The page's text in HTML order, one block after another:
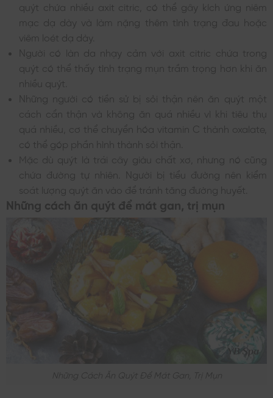
quýt chứa nhiều axit citric, có thể gây kích ứng niêm
mạc dạ dày và làm nặng thêm tình trạng đau hoặc
viêm loét dạ dày.
Người có làn da nhạy cảm với axit citric chứa trong
quýt có thể thấy tình trạng mụn trầm trọng hơn khi ăn
nhiều quýt.
Những người có tiền sử bị sỏi thận nên ăn quýt một
cách cẩn thận và không ăn quá nhiều vì khi tiêu thụ
quá nhiều, cơ thể chuyển hóa vitamin C thành oxalate,
có thể góp phần hình thành sỏi thận.
Mặc dù quýt là trái cây giàu chất xơ, nhưng nó cũng
chứa đường tự nhiên. Người bị tiểu đường nên kiểm
soát lượng quýt ăn vào để tránh tăng đường huyết.
Những cách ăn quýt để mát gan, trị mụn
Những Cách Ăn Quýt Để Mát Gan, Trị Mụn